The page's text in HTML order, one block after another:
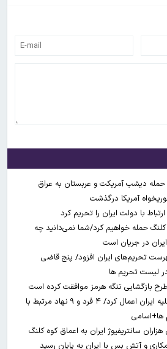
آمریکا درگذشت
حمله خواهیم کرد/شما نمی‌دانید چه
در جریان است
فرد را به فهرست تحریم‌های ایران افزود/ پنج قاضی
لیست تحریم ها
طرح بازگشایی تنگه هرمز موافقت کرده است
آمریکا تحریم‌های جدیدی علیه ایران اعمال کرد/ ۴ فرد و ۹ نهاد مرتبط با
ها+اسامی
هزاران سانتریفیوژ ایران به اعماق کوه کلنگ
و آتش بس با ایران به پایان رسید